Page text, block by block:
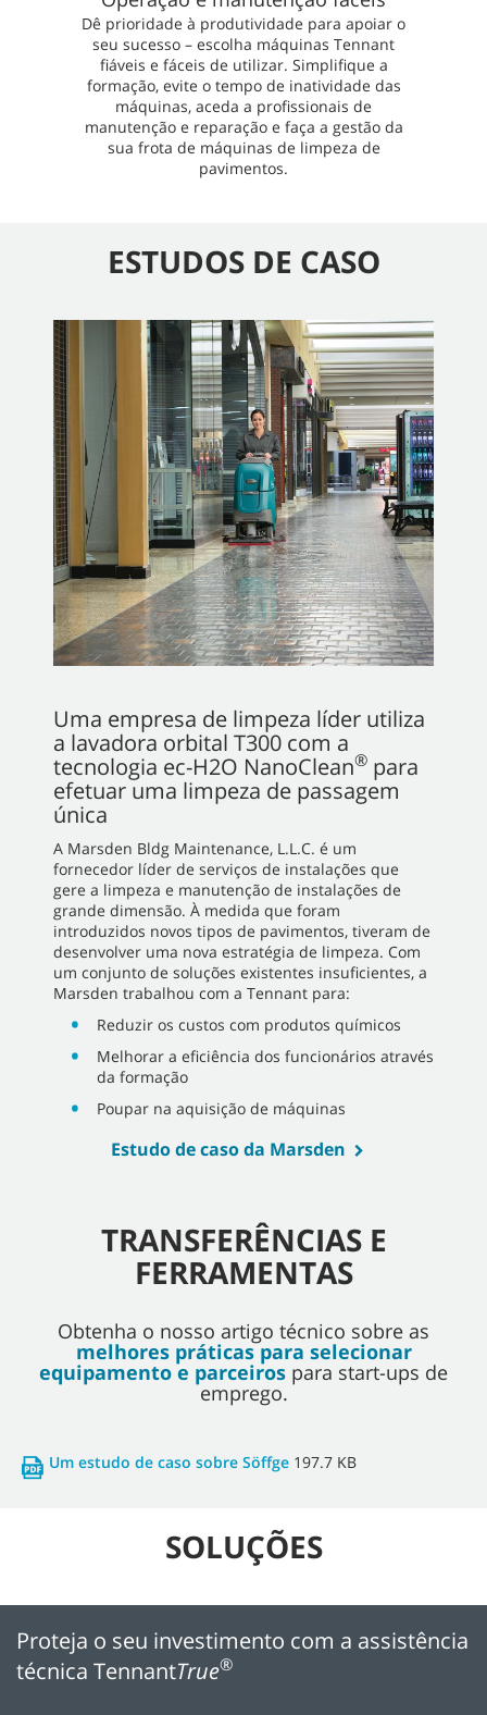
Dê prioridade à produtividade para apoiar o
seu sucesso – escolha máquinas Tennant
fiáveis e fáceis de utilizar. Simplifique a
formação, evite o tempo de inatividade das
máquinas, aceda a profissionais de
manutenção e reparação e faça a gestão da
sua frota de máquinas de limpeza de
pavimentos.
ESTUDOS DE CASO
Uma empresa de limpeza líder utiliza
a lavadora orbital T300 com a
tecnologia ec-H2O NanoClean® para
efetuar uma limpeza de passagem
única
A Marsden Bldg Maintenance, L.L.C. é um
fornecedor líder de serviços de instalações que
gere a limpeza e manutenção de instalações de
grande dimensão. À medida que foram
introduzidos novos tipos de pavimentos, tiveram de
desenvolver uma nova estratégia de limpeza. Com
um conjunto de soluções existentes insuficientes, a
Marsden trabalhou com a Tennant para:
Reduzir os custos com produtos químicos
Melhorar a eficiência dos funcionários através
da formação
Poupar na aquisição de máquinas
Estudo de caso da Marsden
TRANSFERÊNCIAS E
FERRAMENTAS
Obtenha o nosso artigo técnico sobre as
melhores práticas para selecionar
equipamento e parceiros para start-ups de
emprego.
Um estudo de caso sobre Söffge 197.7 KB
SOLUÇÕES
Proteja o seu investimento com a assistência
técnica TennantTrue®